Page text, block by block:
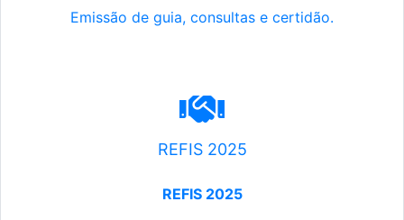
Emissão de guia, consultas e certidão.
REFIS 2025
REFIS 2025